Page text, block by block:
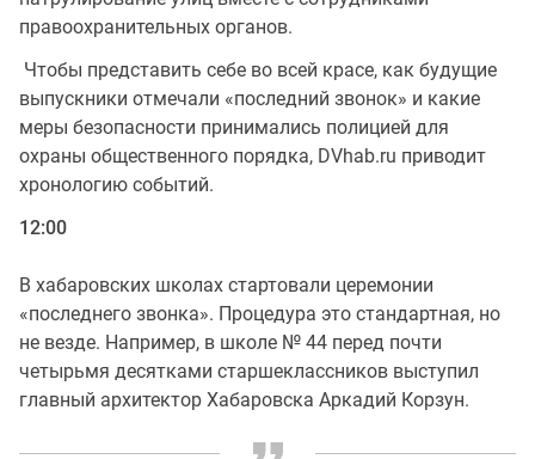
правоохранительных органов.
Чтобы представить себе во всей красе, как будущие
выпускники отмечали «последний звонок» и какие
меры безопасности принимались полицией для
охраны общественного порядка, DVhab.ru приводит
хронологию событий.
12:00
В хабаровских школах стартовали церемонии
«последнего звонка». Процедура это стандартная, но
не везде. Например, в школе № 44 перед почти
четырьмя десятками старшеклассников выступил
главный архитектор Хабаровска Аркадий Корзун.